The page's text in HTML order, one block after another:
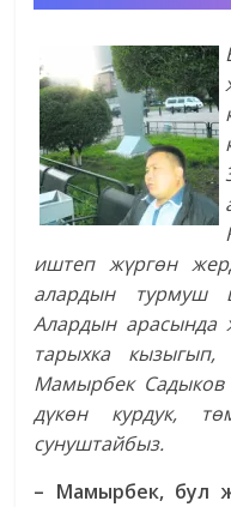
иштеп жүргөн
алардын турмуш
Алардын
тарыхка
Мамырбек Садыков
дүкөн курдук,
сунуштайбыз.
– Мамырбек, бул